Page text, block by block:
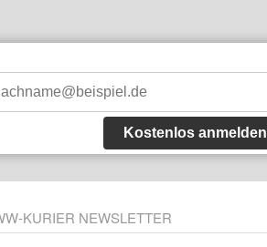
Kostenlos anmelden
KURIER NEWSLETTER